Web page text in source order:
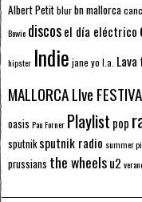
Albert Petitblurbn mallorca
Bowie discosel día eléctrico
hipster Indie jane yo l.a. Lava
MALLORCA LIve
oasis Pau Forner Playlist pop
sputnik sputnik radio summer
prussians the wheelsu2